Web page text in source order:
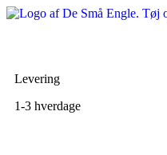
Levering
1-3 hverdage